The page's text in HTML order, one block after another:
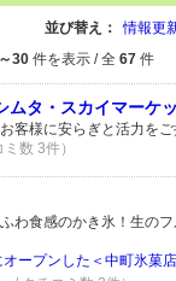
並び替え： 情報更
30 件を表示 / 全 67 件
ムタ・スカイマーケ
客様に安らぎと活力を
数 3件）
わ食感のかき氷！生の
ープンした＜中町氷菓